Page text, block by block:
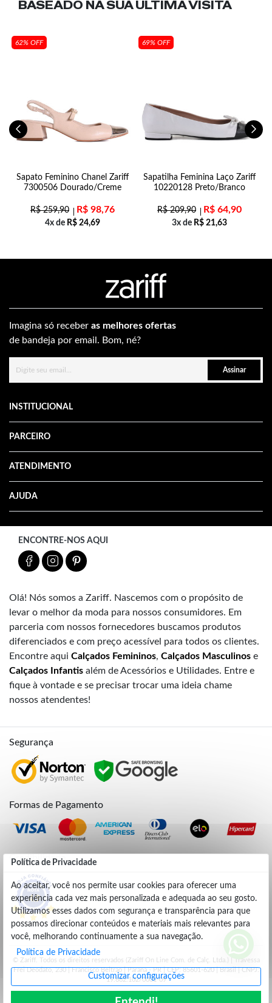
Política de Privacidade
Ao aceitar, você nos permite usar cookies para oferecer uma
experiência cada vez mais personalizada e adequada ao seu gosto.
Utilizamos esses dados com segurança e transparência para que
possamos direcionar conteúdos e materiais mais relevantes para
você, melhorando continuamente a sua navegação.
Política de Privacidade
Customizar configurações
BASEADO NA SUAÚLTIMA VISITA
62% OFF
Sapato Feminino Chanel Zariff
7300506 Dourado/Creme
R$259,90 R$ 98,76
4x de R$ 24,69
69% OFF
Sapatilha Feminina Laço Zariff
10220128 Preto/Branco
R$209,90 R$ 64,90
3x de R$ 21,63
Imagina só receber as melhores ofertas
de bandeja por email. Bom, né?
Assinar
INSTITUCIONAL
PARCEIRO
ATENDIMENTO
AJUDA
ENCONTRE-NOS AQUI
Olá! Nós somos a Zariff. Nascemos com o propósito de
levar o melhor da moda para nossos consumidores. Em
parceria com nossos fornecedores buscamos produtos
diferenciados e com preço acessível para todos os clientes.
Encontre aqui Calçados Femininos, Calçados Masculinos e
Calçados Infantis além de Acessórios e Utilidades. Entre e
fique à vontade e se precisar trocar uma ideia chame
nossos atendentes!
Segurança
Formas de Pagamento
Credibilidade
4.9
© Zariff. Todos os direitos reservados (Zariff On Line Com. de Calç. Ltda.) | Travessa
Frei Deodato, 230 | Francisco Beltrão | Parana - PR | CEP: 85601-620 | Brasil | CNPJ:
19.662.102/0001-09